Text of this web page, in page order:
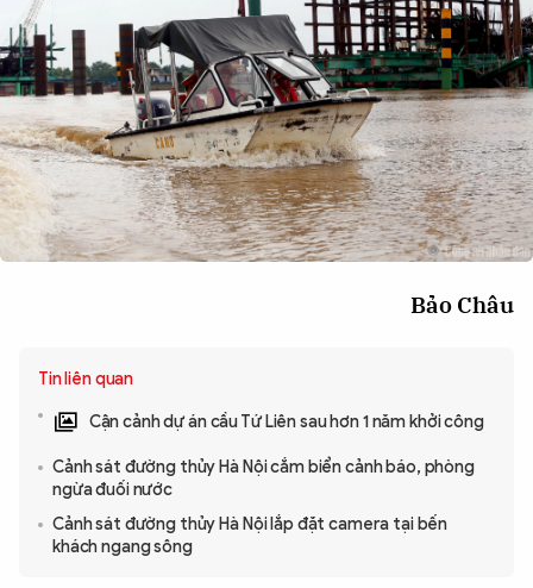
Bảo Châu
Tin liên quan
Cận cảnh dự án cầu Tứ Liên sau hơn 1 năm khởi công
Cảnh sát đường thủy Hà Nội cắm biển cảnh báo, phòng
ngừa đuối nước
Cảnh sát đường thủy Hà Nội lắp đặt camera tại bến
khách ngang sông